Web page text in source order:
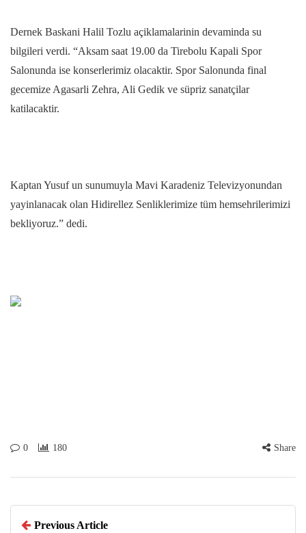
Dernek Baskani Halil Tozlu açiklamalarinin devaminda su
bilgileri verdi. “Aksam saat 19.00 da Tirebolu Kapali Spor
Salonunda ise konserlerimiz olacaktir. Spor Salonunda final
gecemize Agasarli Zehra, Ali Gedik ve süpriz sanatçilar
katilacaktir.
Kaptan Yusuf un sunumuyla Mavi Karadeniz Televizyonundan
yayinlanacak olan Hidirellez Senliklerimize tüm hemsehrilerimizi
bekliyoruz.” dedi.
0 180 Share
Previous Article